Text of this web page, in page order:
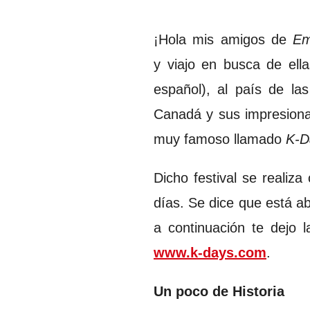
¡Hola mis amigos de
y viajo en busca de
español), al país de
Canadá y sus
muy famoso llamado K-
Dicho festival se
días. Se dice que está
a continuación te dejo
www.k-days.com.
Un poco de Historia